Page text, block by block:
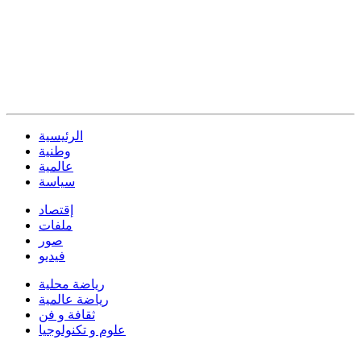
الرئيسية
وطنية
عالمية
سياسة
إقتصاد
ملفات
صور
فيديو
رياضة محلية
رياضة عالمية
ثقافة و فن
علوم و تكنولوجيا